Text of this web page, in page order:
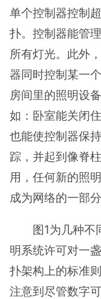
单个控制器控制
扑。控制器能管
所有灯光。此外
器同时控制某一
房间里的照明设
如：卧室能关闭
也能使控制器保
踪，并起到像脊
用，任何新的照
成为网络的一部分
图1为几种不
明系统许可对一
扑架构上的标准
注意到尽管数字